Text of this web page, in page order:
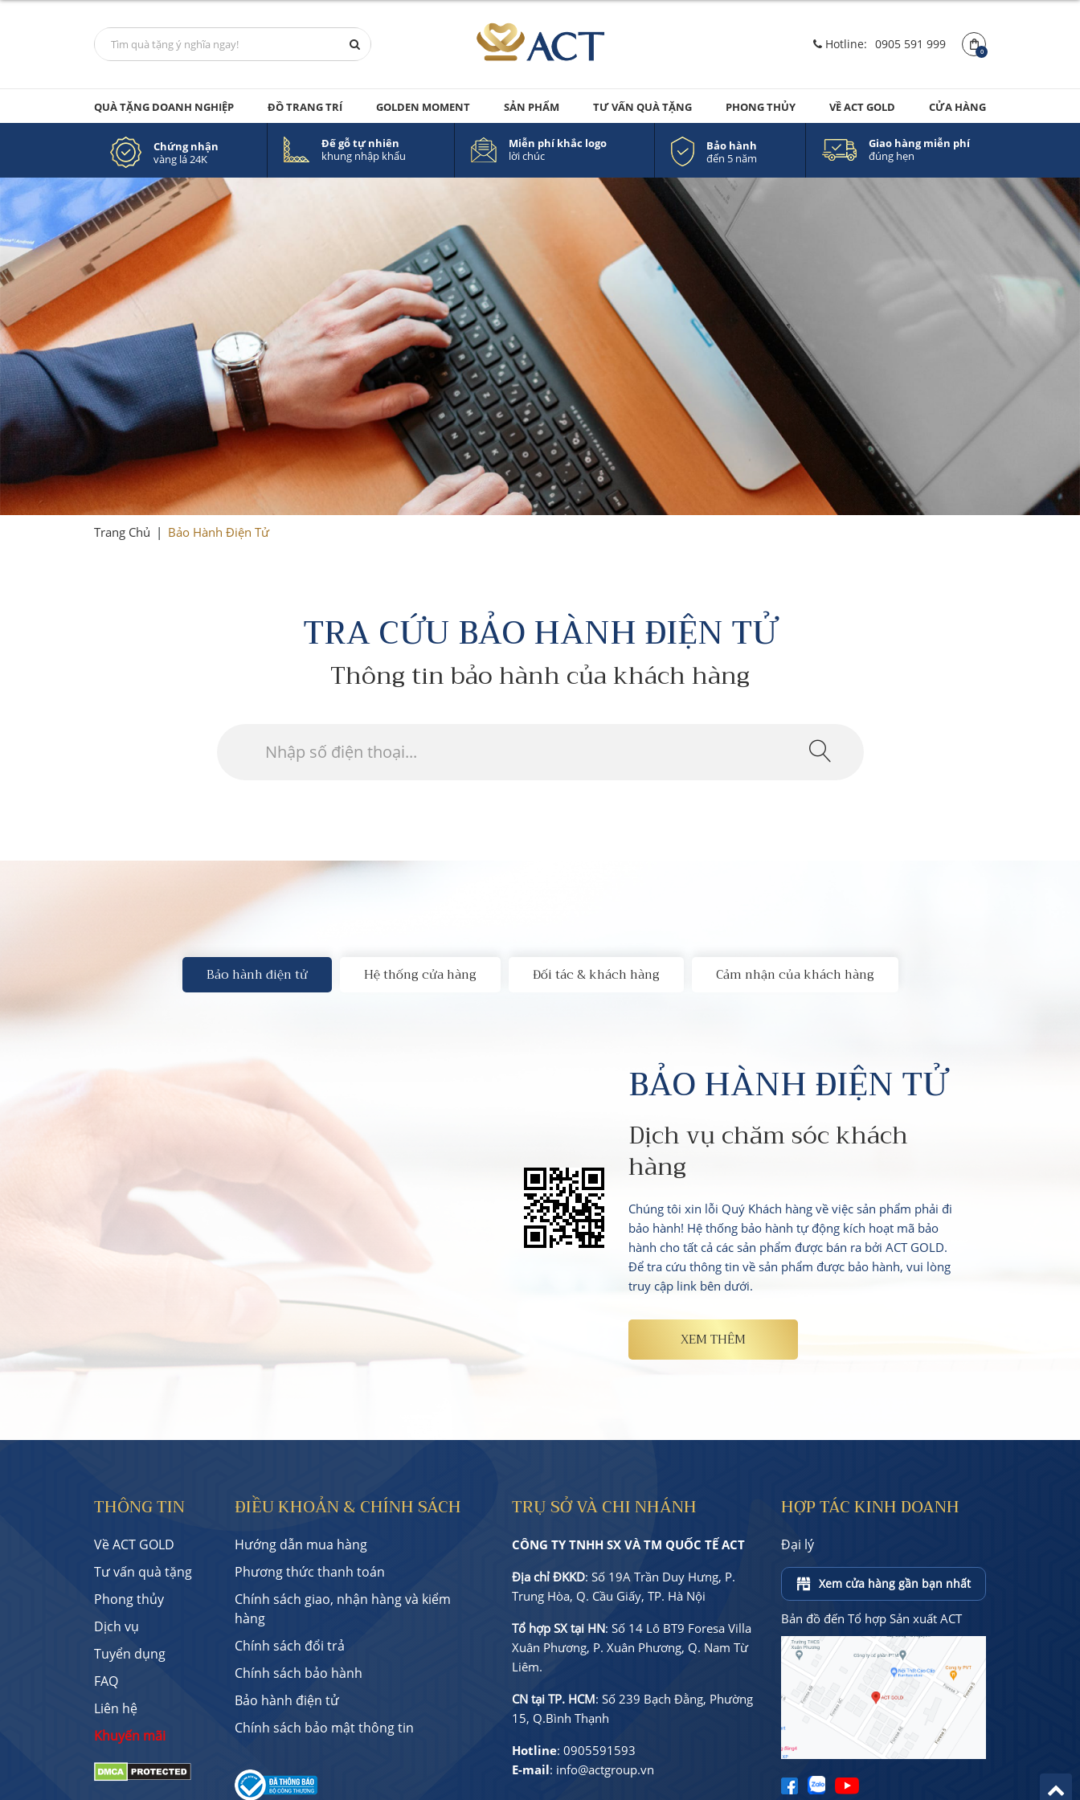
Hotline: 0905 591 999
0
QUÀ TẶNG DOANH NGHIỆP ĐỒ TRANG TRÍ GOLDEN MOMENT SẢN PHẨM TƯ VẤN QUÀ TẶNG PHONG THỦY VỀ ACT GOLD CỬA HÀNG
Chứng nhận
vàng lá 24K
Đế gỗ tự nhiên
khung nhập khẩu
Miễn phí khắc logo
lời chúc
Bảo hành
đến 5 năm
Giao hàng miễn phí
đúng hẹn
Trang Chủ | Bảo Hành Điện Tử
TRA CỨU BẢO HÀNH ĐIỆN TỬ
Thông tin bảo hành của khách hàng
Bảo hành điện tử Hệ thống cửa hàng Đối tác & khách hàng Cảm nhận của khách hàng
BẢO HÀNH ĐIỆN TỬ
Dịch vụ chăm sóc khách
hàng
Chúng tôi xin lỗi Quý Khách hàng về việc sản phẩm phải đi
bảo hành! Hệ thống bảo hành tự động kích hoạt mã bảo
hành cho tất cả các sản phẩm được bán ra bởi ACT GOLD.
Để tra cứu thông tin về sản phẩm được bảo hành, vui lòng
truy cập link bên dưới.
XEM THÊM
THÔNG TIN
Về ACT GOLD
Tư vấn quà tặng
Phong thủy
Dịch vụ
Tuyển dụng
FAQ
Liên hệ
Khuyến mãi
ĐIỀU KHOẢN & CHÍNH SÁCH
Hướng dẫn mua hàng
Phương thức thanh toán
Chính sách giao, nhận hàng và kiểm
hàng
Chính sách đổi trả
Chính sách bảo hành
Bảo hành điện tử
Chính sách bảo mật thông tin
TRỤ SỞ VÀ CHI NHÁNH
CÔNG TY TNHH SX VÀ TM QUỐC TẾ ACT
Địa chỉ ĐKKD: Số 19A Trần Duy Hưng, P.
Trung Hòa, Q. Cầu Giấy, TP. Hà Nội
Tổ hợp SX tại HN: Số 14 Lô BT9 Foresa Villa
Xuân Phương, P. Xuân Phương, Q. Nam Từ
Liêm.
CN tại TP. HCM: Số 239 Bạch Đằng, Phường
15, Q.Bình Thạnh
Hotline: 0905591593
E-mail: info@actgroup.vn
HỢP TÁC KINH DOANH
Đại lý
Xem cửa hàng gần bạn nhất
Bản đồ đến Tổ hợp Sản xuất ACT